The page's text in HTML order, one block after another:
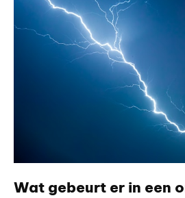
Wat gebeurt er in een